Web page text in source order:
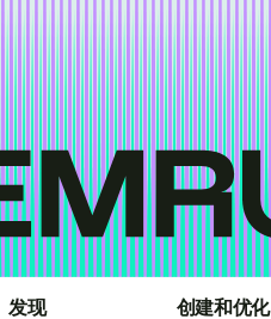
发现 创建和优化